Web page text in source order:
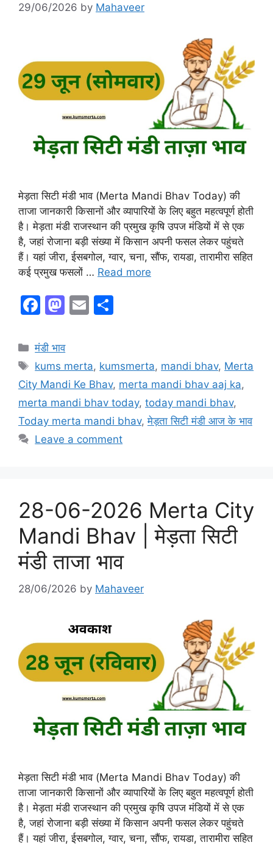
29/06/2026 by Mahaveer
मेड़ता सिटी मंडी भाव (Merta Mandi Bhav Today) की
ताजा जानकारी किसानों और व्यापारियों के लिए बहुत महत्वपूर्ण होती
है। मेड़ता मंडी राजस्थान की प्रमुख कृषि उपज मंडियों में से एक
है, जहां रोजाना बड़ी संख्या में किसान अपनी फसल लेकर पहुंचते
हैं। यहां जीरा, ईसबगोल, ग्वार, चना, सौंफ, रायडा, तारामीरा सहित
कई प्रमुख फसलों … Read more
F
c
e
b
o
o
k
M
st
o
d
o
n
E
l
e
Categories
मंडी भाव
Tags
kums merta, kumsmerta, mandi bhav, Merta
City Mandi Ke Bhav, merta mandi bhav aaj ka,
merta mandi bhav today, today mandi bhav,
Today merta mandi bhav,मेड़ता सिटी मंडी आज के भाव
Leave a comment
28-06-2026 Merta City
Mandi Bhav | मेड़ता सिटी
मंडी ताजा भाव
28/06/2026 by Mahaveer
मेड़ता सिटी मंडी भाव (Merta Mandi Bhav Today) की
ताजा जानकारी किसानों और व्यापारियों के लिए बहुत महत्वपूर्ण होती
है। मेड़ता मंडी राजस्थान की प्रमुख कृषि उपज मंडियों में से एक
है, जहां रोजाना बड़ी संख्या में किसान अपनी फसल लेकर पहुंचते
हैं। यहां जीरा, ईसबगोल, ग्वार, चना, सौंफ, रायडा, तारामीरा सहित